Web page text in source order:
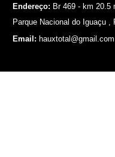
Endereço: Br 469 - km 20.5
Parque Nacional do Iguaçu ,
Email: hauxtotal@gmail.com